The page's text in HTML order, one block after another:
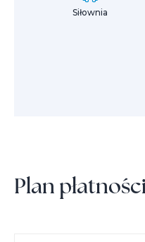
Siłownia
Plan